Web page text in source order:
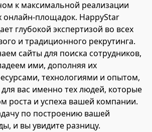
к максимальной реализации
онлайн-площадок. HappyStar
глубокой экспертизой во всех
и традиционного рекрутинга.
сайты для поиска сотрудников,
ими, дополняя их
технологиями и опытом,
вас именно тех людей, которые
роста и успеха вашей компании.
по построению вашей
и вы увидите разницу.